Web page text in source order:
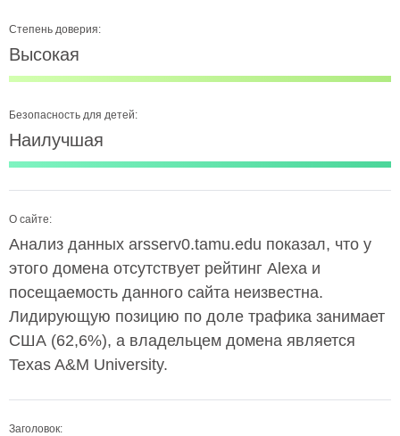
Степень доверия:
Высокая
Безопасность для детей:
Наилучшая
О сайте:
Анализ данных arsserv0.tamu.edu показал, что у
этого домена отсутствует рейтинг Alexa и
посещаемость данного сайта неизвестна.
Лидирующую позицию по доле трафика занимает
США (62,6%), а владельцем домена является
Texas A&M University.
Заголовок: